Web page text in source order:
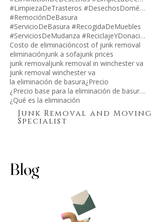
#BasuraVoluminosa #LimpiezaDeGarajes
#EliminaciónDeDesechos #LimpiezaDeCasas
#RemociónDeBasura
#ServicioDeBasura #RecogidaDeMuebles
#ServiciosDeMudanza #ReciclajeYDonaciones
Costo de eliminacióncost of junk removal
eliminaciónjunk a sofajunk prices
junk removal junk removal in winchester va
junk removal winchester va
la eliminación de basura
¿Precio base para la eliminación de basura?
¿Qué es la eliminación